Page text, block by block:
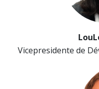
Vicepresidente de